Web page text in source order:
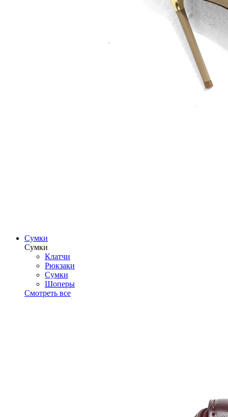
Сумки
Сумки
Клатчи
Рюкзаки
Сумки
Шоперы
Смотреть все